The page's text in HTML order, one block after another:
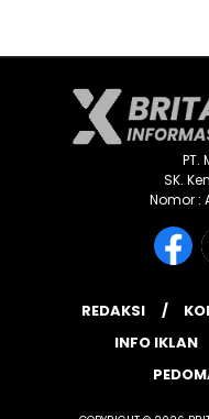
PT.
SK.
Nomor :
REDAKSI
INFO IKLAN